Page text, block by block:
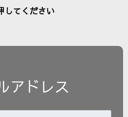
してください
アドレス